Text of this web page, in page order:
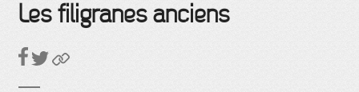
Les filigranes anciens